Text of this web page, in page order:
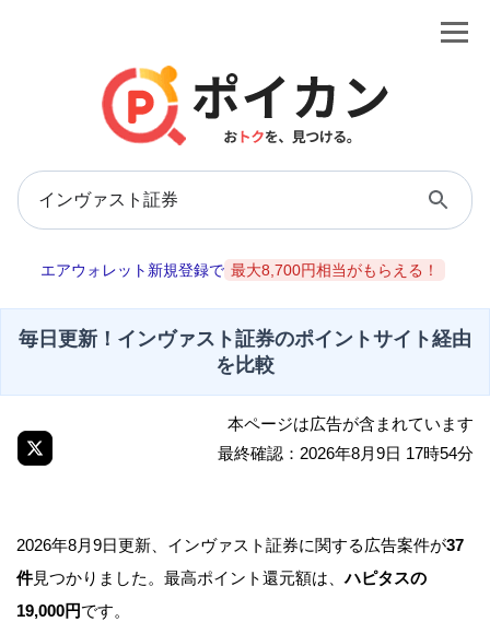
エアウォレット新規登録で 最大8,700円相当がもらえる！
毎日更新！インヴァスト証券のポイントサイト経由
を比較
本ページは広告が含まれています
最終確認：2026年8月9日 17時54分
2026年8月9日更新、インヴァスト証券に関する広告案件が37
件見つかりました。最高ポイント還元額は、ハピタスの
19,000円です。